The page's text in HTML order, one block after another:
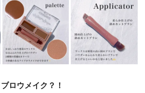
ロウメイク？！